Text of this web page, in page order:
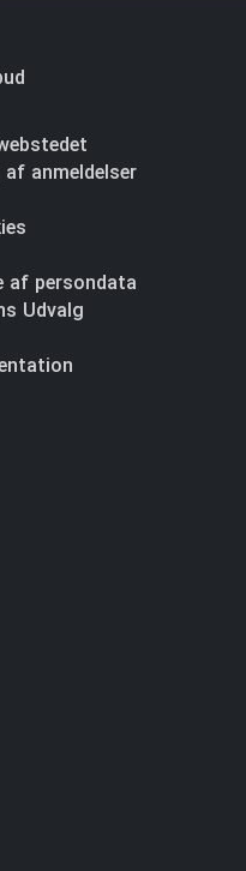
anmeldelser
af persondata
Udvalg